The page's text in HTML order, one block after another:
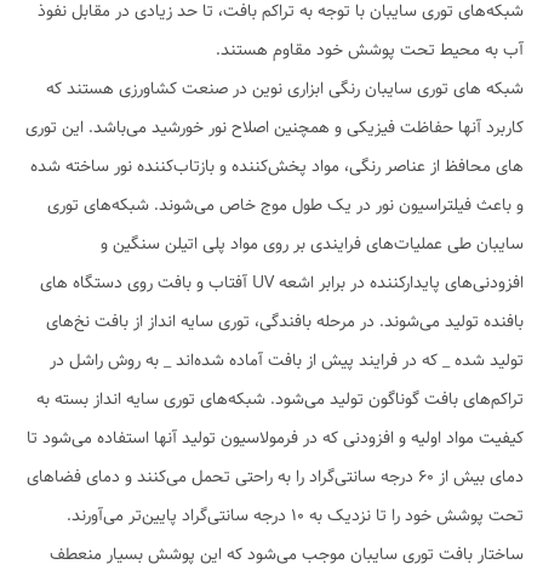
شبکه‌های توری سایبان با توجه به تراکم بافت، تا حد زیادی در مقابل نفوذ
آب به محیط تحت پوشش خود مقاوم هستند.
شبکه های توری سایبان رنگی ابزاری نوین در صنعت کشاورزی هستند که
کاربرد آنها حفاظت فیزیکی و همچنین اصلاح نور خورشید می‌باشد. این توری
های محافظ از عناصر رنگی، مواد پخش‌کننده و بازتاب‌کننده نور ساخته شده
و باعث فیلتراسیون نور در یک طول موج خاص می‌شوند. شبکه‌های توری
سایبان طی عملیات‌های فرایندی بر روی مواد پلی اتیلن سنگین و
افزودنی‌های پایدارکننده در برابر اشعه UV آفتاب و بافت روی دستگاه های
بافنده تولید می‌شوند. در مرحله بافندگی، توری سایه انداز از بافت نخ‌های
تولید شده _ که در فرایند پیش از بافت آماده شده‌اند _ به روش راشل در
تراکم‌های بافت گوناگون تولید می‌شود. شبکه‌های توری‌ سایه انداز بسته به
کیفیت مواد اولیه و افزودنی که در فرمولاسیون تولید آنها استفاده می‌شود تا
دمای بیش از 60 درجه سانتی‌گراد را به راحتی تحمل می‌کنند و دمای فضاهای
تحت پوشش خود را تا نزدیک به 10 درجه سانتی‌گراد پایین‌تر می‌آورند.
ساختار بافت توری سایبان موجب می‌شود که این پوشش بسیار منعطف